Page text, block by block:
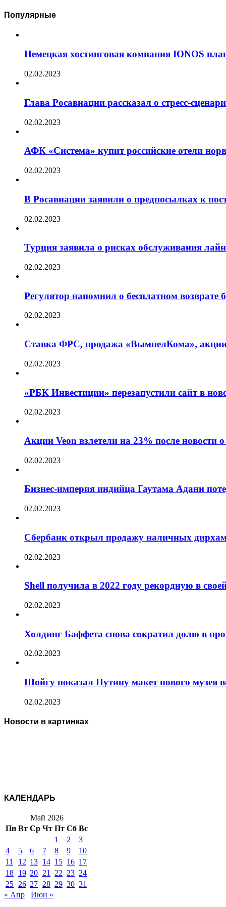
Популярные
Немецкая хостинговая компания IONOS
02.02.2023
Глава Росавиации рассказал о стресс-
02.02.2023
АФК «Система» купит российские отели
02.02.2023
В Росавиации заявили о предпосылках к
02.02.2023
Турция заявила о рисках обслуживания
02.02.2023
Регулятор напомнил о бесплатном возврате
02.02.2023
Ставка ФРС, продажа «ВымпелКома»,
02.02.2023
«РБК Инвестиции» перезапустили сайт в
02.02.2023
Акции Veon взлетели на 23% после
02.02.2023
Бизнес-империя индийца Гаутама Адани
02.02.2023
Сбербанк открыл продажу наличных
02.02.2023
Shell получила в 2022 году рекордную в
02.02.2023
Холдинг Баффета снова сократил долю в
02.02.2023
Шойгу показал Путину макет нового
02.02.2023
Новости в картинках
КАЛЕНДАРЬ
Май 2026
Пн Вт Ср Чт Пт Сб Вс
1
2
3
4
5 6 7 8 9
10
11
12 13 14 15 16 17
18 19 20 21 22 23 24
25 26 27 28 29 30 31
« Апр
Июн »